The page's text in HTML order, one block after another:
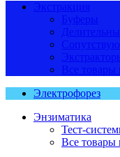
Экстракция
Буферы
Все товары
Электрофорез
Энзиматика
Тест-
Все товары